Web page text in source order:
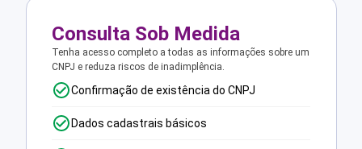
Consulta Sob Medida
Tenha acesso completo a todas as informações sobre um
CNPJ e reduza riscos de inadimplência.
Confirmação de existência do CNPJ
Dados cadastrais básicos